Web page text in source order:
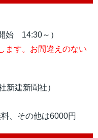
14:30～）
す。お間違えのない
新建新聞社）
、その他は6000円